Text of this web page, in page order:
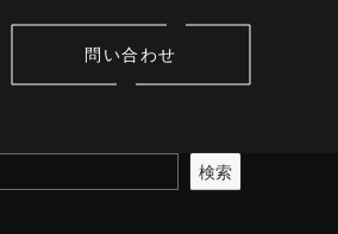
問い合わせ
検索